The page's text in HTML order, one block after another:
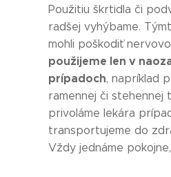
Použitiu škrtidla či
radšej vyhýbame.
mohli poškodiť
použijeme len v
prípadoch, napríklad
ramennej či stehennej
privoláme lekára
transportujeme do
Vždy jednáme